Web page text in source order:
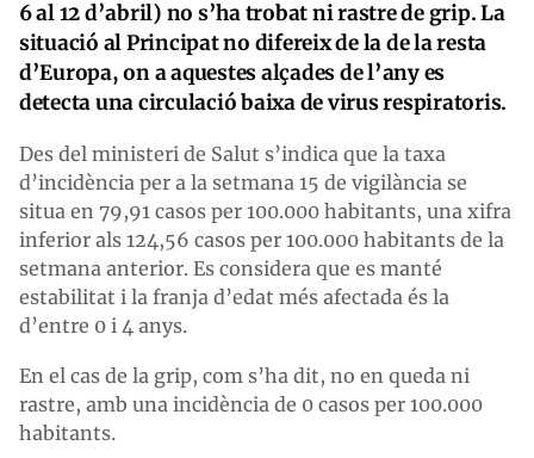
6 al 12 d’abril) no s’ha trobat ni rastre de grip. La
situació al Principat no difereix de la de la resta
d’Europa, on a aquestes alçades de l’any es
detecta una circulació baixa de virus respiratoris.
Des del ministeri de Salut s’indica que la taxa
d’incidència per a la setmana 15 de vigilància se
situa en 79,91 casos per 100.000 habitants, una xifra
inferior als 124,56 casos per 100.000 habitants de la
setmana anterior. Es considera que es manté
estabilitat i la franja d’edat més afectada és la
d’entre 0 i 4 anys.
En el cas de la grip, com s’ha dit, no en queda ni
rastre, amb una incidència de 0 casos per 100.000
habitants.